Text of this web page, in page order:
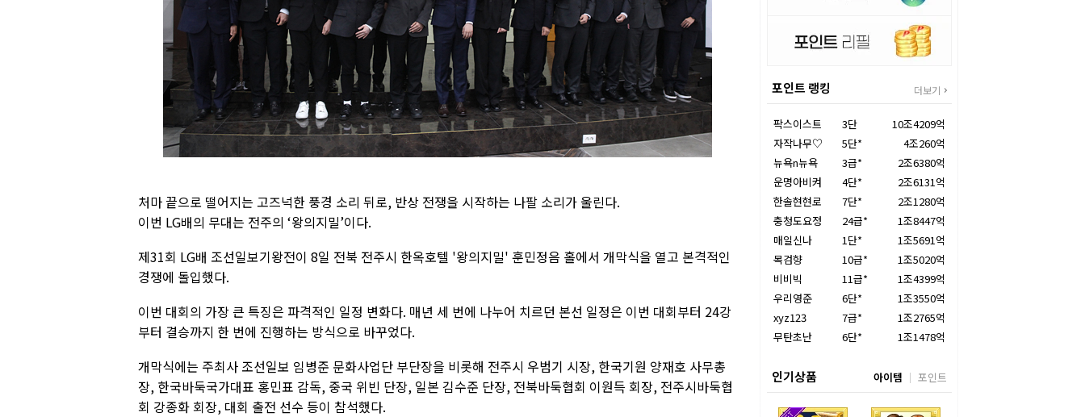
처마 끝으로 떨어지는 고즈넉한 풍경 소리 뒤로, 반상 전쟁을 시작하는 나팔 소리가 울린다.
이번 LG배의 무대는 전주의 ‘왕의지밀’이다.
제31회 LG배 조선일보기왕전이 8일 전북 전주시 한옥호텔 '왕의지밀' 훈민정음 홀에서 개막식을 열고 본격적인
경쟁에 돌입했다.
이번 대회의 가장 큰 특징은 파격적인 일정 변화다. 매년 세 번에 나누어 치르던 본선 일정은 이번 대회부터 24강
부터 결승까지 한 번에 진행하는 방식으로 바꾸었다.
개막식에는 주최사 조선일보 임병준 문화사업단 부단장을 비롯해 전주시 우범기 시장, 한국기원 양재호 사무총
장, 한국바둑국가대표 홍민표 감독, 중국 위빈 단장, 일본 김수준 단장, 전북바둑협회 이원득 회장, 전주시바둑협
회 강종화 회장, 대회 출전 선수 등이 참석했다.
포인트 랭킹 더보기
팍스이스트 3단
10조4209억
자작나무♡
5단*
4조260억
뉴욕n뉴욕
3급*
2조6380억
운명아비켜
4단*
2조6131억
한솔현현로
7단*
2조1280억
충청도요정
24급*
1조8447억
매일신나
1단*
1조5691억
목검향
10급*
1조5020억
비비빅
11급*
1조4399억
우리영준
6단*
1조3550억
xyz123
7급*
1조2765억
무탄초난
6단* 1조1478억
인기상품 아이템 포인트